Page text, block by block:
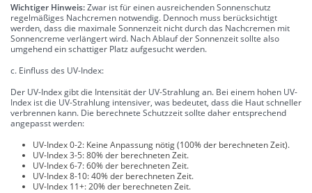
Wichtiger Hinweis:Zwar ist für einen ausreichenden Sonnenschutz
regelmäßiges Nachcremen notwendig. Dennoch muss berücksichtigt
werden, dass die maximale Sonnenzeit nicht durch das Nachcremen mit
Sonnencreme verlängert wird. Nach Ablauf der Sonnenzeit sollte also
umgehend ein schattiger Platz aufgesucht werden.
c. Einfluss des UV-Index:
Der UV-Index gibt die Intensität der UV-Strahlung an. Bei einem hohen UV-
Index ist die UV-Strahlung intensiver, was bedeutet, dass die Haut schneller
verbrennen kann. Die berechnete Schutzzeit sollte daher entsprechend
angepasst werden:
UV-Index 0-2: Keine Anpassung nötig (100% der berechneten Zeit).
UV-Index 3-5: 80% der berechneten Zeit.
UV-Index 6-7: 60% der berechneten Zeit.
UV-Index 8-10: 40% der berechneten Zeit.
UV-Index 11+: 20% der berechneten Zeit.